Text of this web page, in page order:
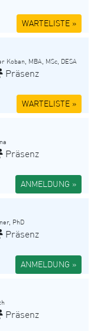
WARTELISTE »
Koban, MBA, MSc, DESA
Präsenz
WARTELISTE »
Präsenz
ANMELDUNG »
PhD
Präsenz
ANMELDUNG »
Präsenz